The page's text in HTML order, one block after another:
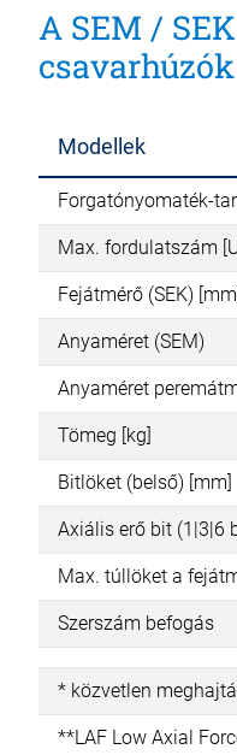
A SEM /
Modellek
Forgatónyomaték-
Max. fordulatszám
Fejátmérő (SEK)
Anyaméret (SEM)
Anyaméret
Tömeg [kg]
Bitlöket (belső) [mm]
Axiális erő bit (1|3|6
Max. túllöket a
Szerszám befogás
* közvetlen
**LAF Low Axial